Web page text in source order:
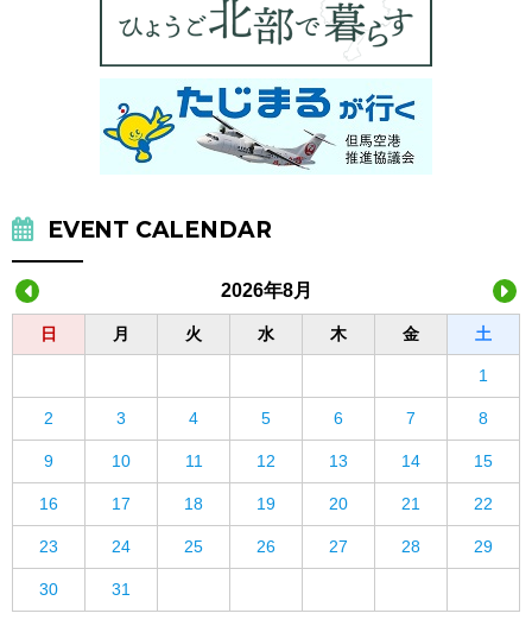
EVENT CALENDAR
2026年8月
日 月 火 水 木 金 土
1
2 3 4 5 6 7 8
9 10 11 12 13 14 15
16 17 18 19 20 21 22
23 24 25 26 27 28 29
30 31